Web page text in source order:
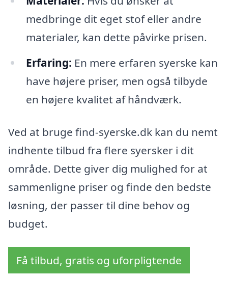
medbringe dit eget stof eller andre
materialer, kan dette påvirke prisen.
Erfaring: En mere erfaren syerske kan
have højere priser, men også tilbyde
en højere kvalitet af håndværk.
Ved at bruge find-syerske.dk kan du nemt
indhente tilbud fra flere syersker i dit
område. Dette giver dig mulighed for at
sammenligne priser og finde den bedste
løsning, der passer til dine behov og
budget.
Få tilbud, gratis og uforpligtende